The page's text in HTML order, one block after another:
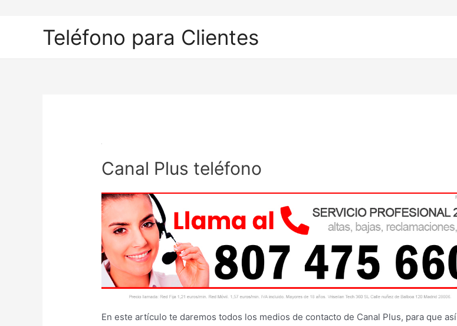
Teléfono para Clientes
Canal Plus teléfono
En este artículo te daremos todos los medios de contacto de Canal Plus, para que así